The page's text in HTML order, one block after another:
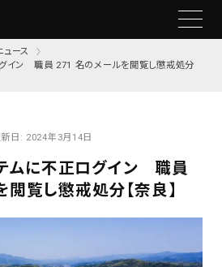
ュース
イン 職員 271 名のメールを閲覧し懲戒処分
日: 2024年3月14日
ムに不正ログイン 職員
覧し懲戒処分【奈良】